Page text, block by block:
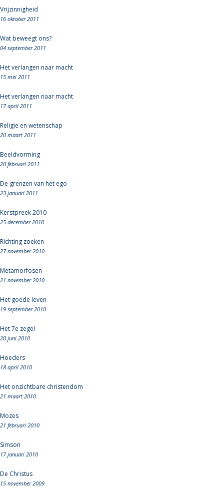
Vrijzinnigheid
16 oktober 2011
Wat beweegt ons?
04 september 2011
Het verlangen naar macht
15 mei 2011
Het verlangen naar macht
17 april 2011
Religie en wetenschap
20 maart 2011
Beeldvorming
20 februari 2011
De grenzen van het ego
23 januari 2011
Kerstpreek 2010
25 december 2010
Richting zoeken
27 november 2010
Metamorfosen
21 november 2010
Het goede leven
19 september 2010
Het 7e zegel
20 juni 2010
Hoeders
18 april 2010
Het onzichtbare christendom
21 maart 2010
Mozes
21 februari 2010
Simson
17 januari 2010
De Christus
15 november 2009